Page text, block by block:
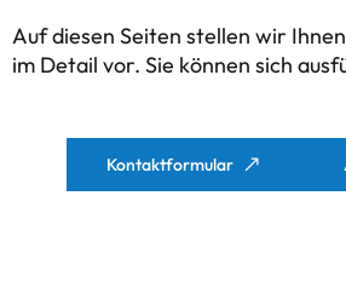
Auf diesen Seiten stellen wir
im Detail vor. Sie können sich
Kontaktformular